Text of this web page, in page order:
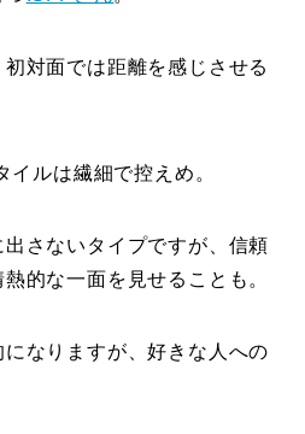
対面では距離を感じさせる
イルは繊細で控えめ。
さないタイプですが、信頼
的な一面を見せることも。
なりますが、好きな人への